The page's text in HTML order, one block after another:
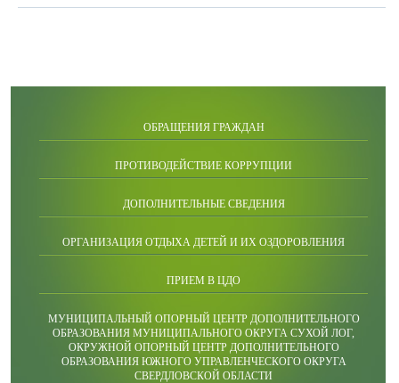
ОБРАЩЕНИЯ ГРАЖДАН
ПРОТИВОДЕЙСТВИЕ КОРРУПЦИИ
ДОПОЛНИТЕЛЬНЫЕ СВЕДЕНИЯ
ОРГАНИЗАЦИЯ ОТДЫХА ДЕТЕЙ И ИХ ОЗДОРОВЛЕНИЯ
ПРИЕМ В ЦДО
МУНИЦИПАЛЬНЫЙ ОПОРНЫЙ ЦЕНТР ДОПОЛНИТЕЛЬНОГО
ОБРАЗОВАНИЯ МУНИЦИПАЛЬНОГО ОКРУГА СУХОЙ ЛОГ,
ОКРУЖНОЙ ОПОРНЫЙ ЦЕНТР ДОПОЛНИТЕЛЬНОГО
ОБРАЗОВАНИЯ ЮЖНОГО УПРАВЛЕНЧЕСКОГО ОКРУГА
СВЕРДЛОВСКОЙ ОБЛАСТИ